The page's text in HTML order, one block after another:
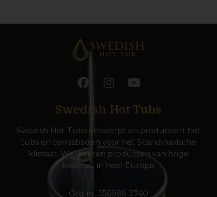
Swedish Hot Tubs
Swedish Hot Tubs ontwerpt en produceert hot
tubs en terrasbaden voor het Scandinavische
klimaat. We leveren producten van hoge
kwaliteit in heel Europa.
Org nr. 556986-2740